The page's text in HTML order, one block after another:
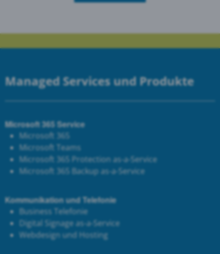
Managed Services und Produkte
Microsoft 365 Service
Microsoft 365
Microsoft Teams
Microsoft 365 Protection as-a-Service
Microsoft 365 Backup as-a-Service
Kommunikation und Telefonie
Business Telefonie
Digital Signage as-a-Service
Webdesign und Hosting